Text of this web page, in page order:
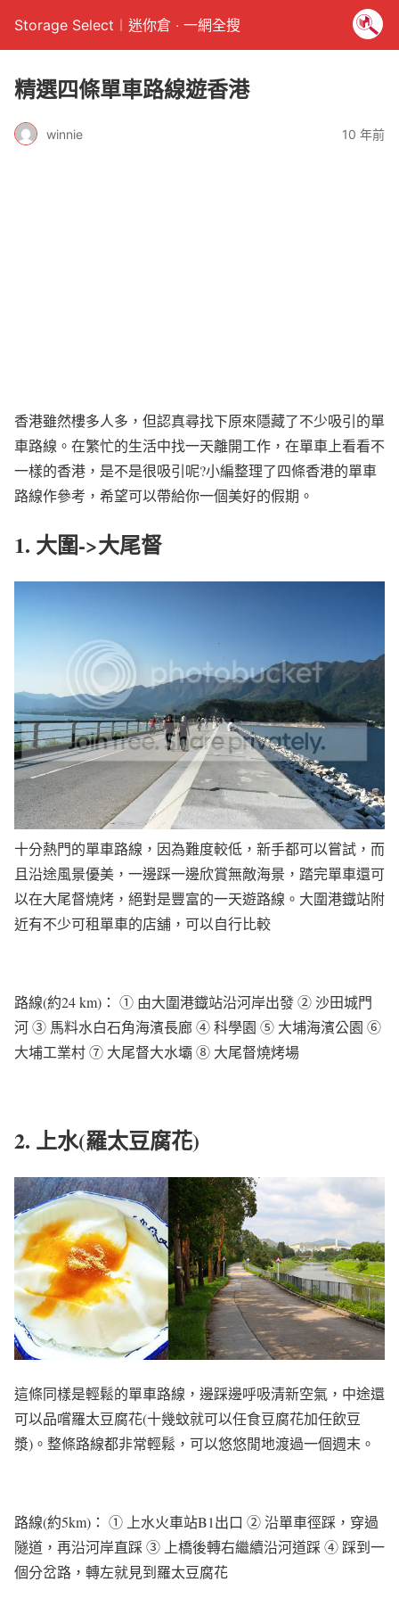
Storage Select︱迷你倉 ‧ 一網全搜
精選四條單車路線遊香港
winnie 10 年前
香港雖然樓多人多，但認真尋找下原來隱藏了不少吸引的單
車路線。在繁忙的生活中找一天離開工作，在單車上看看不
一樣的香港，是不是很吸引呢?小編整理了四條香港的單車
路線作參考，希望可以帶給你一個美好的假期。
1. 大圍->大尾督
十分熱門的單車路線，因為難度較低，新手都可以嘗試，而
且沿途風景優美，一邊踩一邊欣賞無敵海景，踏完單車還可
以在大尾督燒烤，絕對是豐富的一天遊路線。大圍港鐡站附
近有不少可租單車的店舖，可以自行比較
路線(約24 km)： ① 由大圍港鐡站沿河岸出發 ② 沙田城門
河 ③ 馬料水白石角海濱長廊 ④ 科學園 ⑤ 大埔海濱公園 ⑥
大埔工業村 ⑦ 大尾督大水壩 ⑧ 大尾督燒烤場
2. 上水(羅太豆腐花)
這條同樣是輕鬆的單車路線，邊踩邊呼吸清新空氣，中途還
可以品嚐羅太豆腐花(十幾蚊就可以任食豆腐花加任飲豆
漿)。整條路線都非常輕鬆，可以悠悠閒地渡過一個週末。
路線(約5km)： ① 上水火車站B1出口 ② 沿單車徑踩，穿過
隧道，再沿河岸直踩 ③ 上橋後轉右繼續沿河道踩 ④ 踩到一
個分岔路，轉左就見到羅太豆腐花